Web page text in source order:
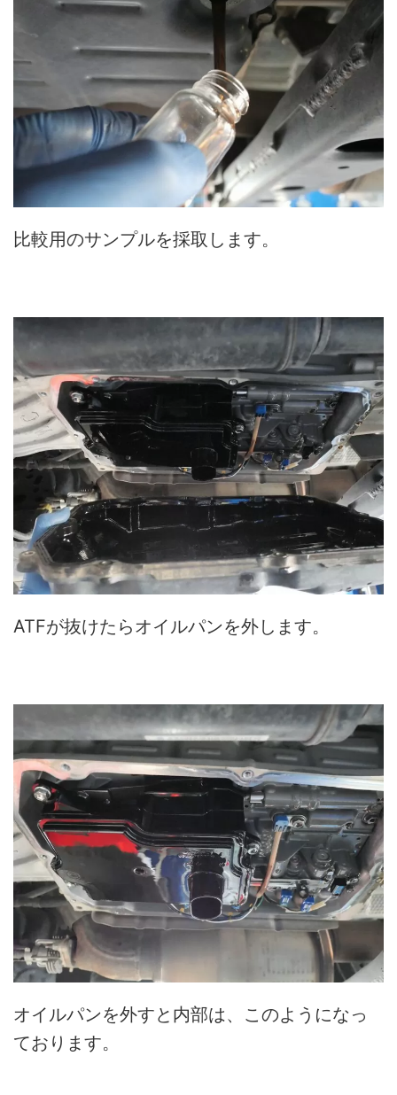
比較用のサンプルを採取します。
ATFが抜けたらオイルパンを外します。
オイルパンを外すと内部は、このようになっ
ております。